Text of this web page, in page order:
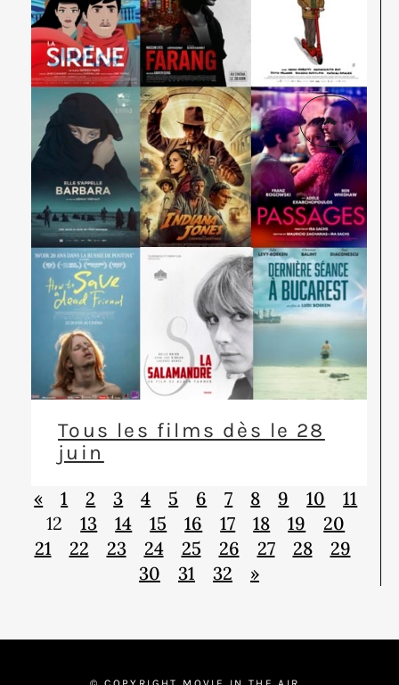
Tous les films dès le 28
juin
« 1 2 3 4 5 6 7 8 9 10
11
12
13 14 15 16 17 18 19
20
21
22 23 24 25 26 27 28
29
30
31 32 »